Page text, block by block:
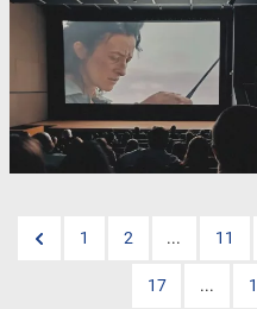
1 2 ... 11
17 ...